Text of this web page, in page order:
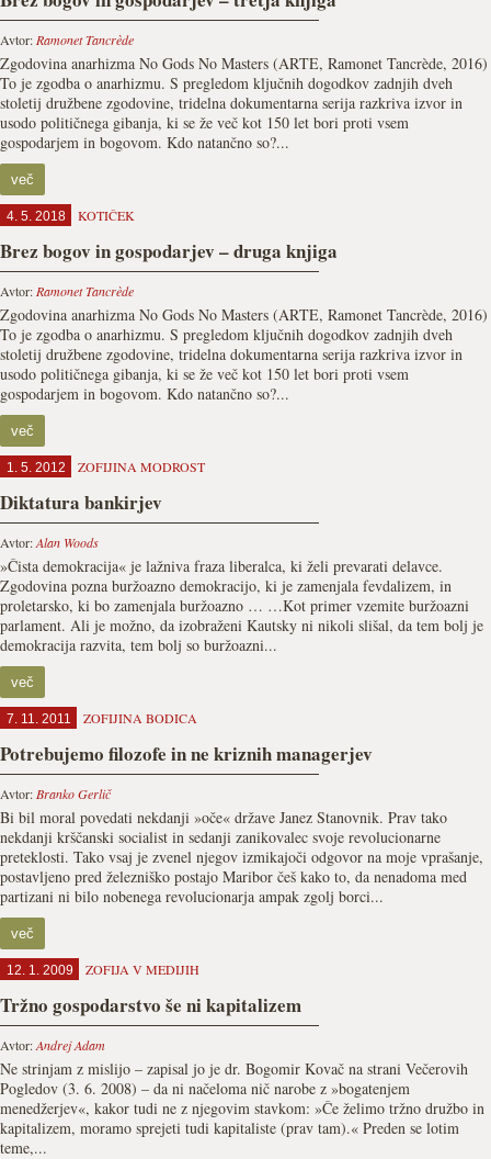
Avtor: Ramonet Tancrède
Zgodovina anarhizma No Gods No Masters (ARTE, Ramonet Tancrède, 2016)
To je zgodba o anarhizmu. S pregledom ključnih dogodkov zadnjih dveh
stoletij družbene zgodovine, tridelna dokumentarna serija razkriva izvor in
usodo političnega gibanja, ki se že več kot 150 let bori proti vsem
gospodarjem in bogovom. Kdo natančno so?...
več
4. 5. 2018 KOTIČEK
Brez bogov in gospodarjev – druga knjiga
Avtor: Ramonet Tancrède
Zgodovina anarhizma No Gods No Masters (ARTE, Ramonet Tancrède, 2016)
To je zgodba o anarhizmu. S pregledom ključnih dogodkov zadnjih dveh
stoletij družbene zgodovine, tridelna dokumentarna serija razkriva izvor in
usodo političnega gibanja, ki se že več kot 150 let bori proti vsem
gospodarjem in bogovom. Kdo natančno so?...
več
1. 5. 2012 ZOFIJINA MODROST
Diktatura bankirjev
Avtor:Alan Woods
»Čista demokracija« je lažniva fraza liberalca, ki želi prevarati delavce.
Zgodovina pozna buržoazno demokracijo, ki je zamenjala fevdalizem, in
proletarsko, ki bo zamenjala buržoazno … …Kot primer vzemite buržoazni
parlament. Ali je možno, da izobraženi Kautsky ni nikoli slišal, da tem bolj je
demokracija razvita, tem bolj so buržoazni...
več
7. 11. 2011 ZOFIJINA BODICA
Potrebujemo filozofe in ne kriznih managerjev
Avtor: Branko Gerlič
Bi bil moral povedati nekdanji »oče« države Janez Stanovnik. Prav tako
nekdanji krščanski socialist in sedanji zanikovalec svoje revolucionarne
preteklosti. Tako vsaj je zvenel njegov izmikajoči odgovor na moje vprašanje,
postavljeno pred železniško postajo Maribor češ kako to, da nenadoma med
partizani ni bilo nobenega revolucionarja ampak zgolj borci...
več
12. 1. 2009 ZOFIJA V MEDIJIH
Tržno gospodarstvo še ni kapitalizem
Avtor:Andrej Adam
Ne strinjam z mislijo – zapisal jo je dr. Bogomir Kovač na strani Večerovih
Pogledov (3. 6. 2008) – da ni načeloma nič narobe z »bogatenjem
menedžerjev«, kakor tudi ne z njegovim stavkom: »Če želimo tržno družbo in
kapitalizem, moramo sprejeti tudi kapitaliste (prav tam).« Preden se lotim
teme,...